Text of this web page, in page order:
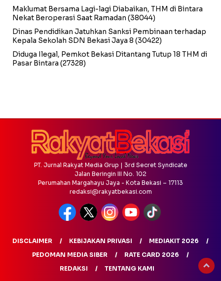
Maklumat Bersama Lagi-lagi Diabaikan, THM di Bintara
Nekat Beroperasi Saat Ramadan (38044)
Dinas Pendidikan Jatuhkan Sanksi Pembinaan terhadap
Kepala Sekolah SDN Bekasi Jaya 8 (30422)
Diduga Ilegal, Pemkot Bekasi Ditantang Tutup 18 THM di
Pasar Bintara (27328)
PT. Jurnal Rakyat Media Grup | 3rd Secret Syndicate
Jalan Beringin III No. 102
Perumahan Margahayu Jaya - Kota Bekasi – 17113
redaksi@rakyatbekasi.com
DISCLAIMER KEBIJAKAN PRIVASI
MEDIAKIT 2026
PEDOMAN MEDIA SIBER
RATE CARD 2026
REDAKSI
TENTANG KAMI